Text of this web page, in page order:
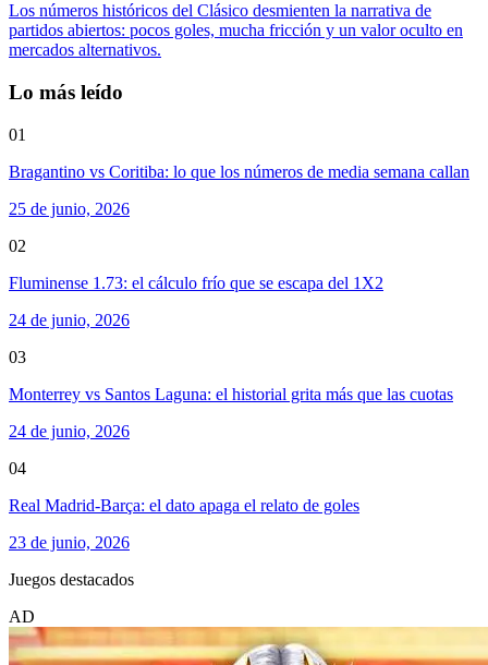
Los números históricos del Clásico desmienten la narrativa de
partidos abiertos: pocos goles, mucha fricción y un valor oculto en
mercados alternativos.
Lo más leído
01
Bragantino vs Coritiba: lo que los números de media semana callan
25 de junio, 2026
02
Fluminense 1.73: el cálculo frío que se escapa del 1X2
24 de junio, 2026
03
Monterrey vs Santos Laguna: el historial grita más que las cuotas
24 de junio, 2026
04
Real Madrid-Barça: el dato apaga el relato de goles
23 de junio, 2026
Juegos destacados
AD